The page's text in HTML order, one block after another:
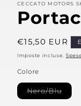
finestra
modale
CECCATO MOTORS
Prezzo
di
€15,50 EUR
Imposte incluse.
Colore
Nero/Blu